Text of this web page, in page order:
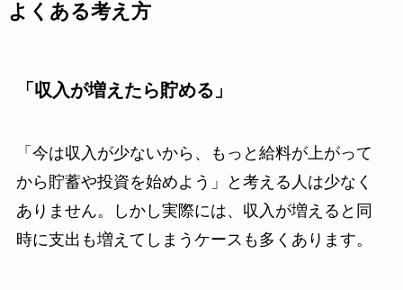
よくある考え方
「収入が増えたら貯める」
「今は収入が少ないから、もっと給料が上がって
から貯蓄や投資を始めよう」と考える人は少なく
ありません。しかし実際には、収入が増えると同
時に支出も増えてしまうケースも多くあります。